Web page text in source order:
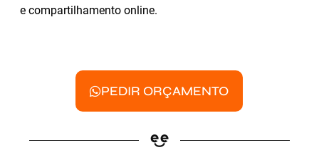
e compartilhamento online.
PEDIR ORÇAMENTO